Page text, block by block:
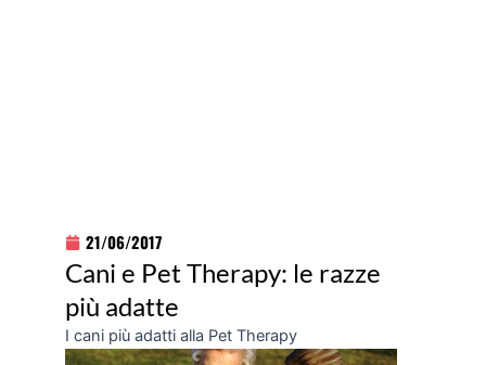
21/06/2017
Cani e Pet Therapy: le razze
più adatte
I cani più adatti alla Pet Therapy